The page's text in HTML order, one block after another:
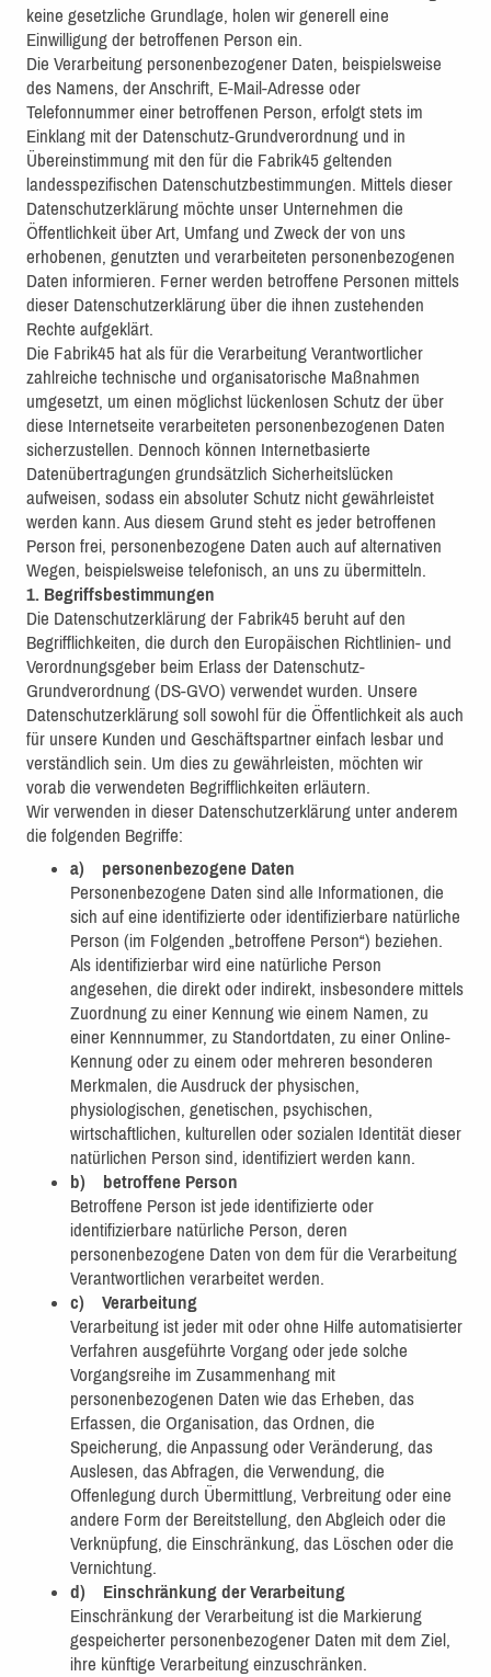
keine gesetzliche Grundlage, holen wir generell eine
Einwilligung der betroffenen Person ein.
Die Verarbeitung personenbezogener Daten, beispielsweise
des Namens, der Anschrift, E-Mail-Adresse oder
Telefonnummer einer betroffenen Person, erfolgt stets im
Einklang mit der Datenschutz-Grundverordnung und in
Übereinstimmung mit den für die Fabrik45 geltenden
landesspezifischen Datenschutzbestimmungen. Mittels dieser
Datenschutzerklärung möchte unser Unternehmen die
Öffentlichkeit über Art, Umfang und Zweck der von uns
erhobenen, genutzten und verarbeiteten personenbezogenen
Daten informieren. Ferner werden betroffene Personen mittels
dieser Datenschutzerklärung über die ihnen zustehenden
Rechte aufgeklärt.
Die Fabrik45 hat als für die Verarbeitung Verantwortlicher
zahlreiche technische und organisatorische Maßnahmen
umgesetzt, um einen möglichst lückenlosen Schutz der über
diese Internetseite verarbeiteten personenbezogenen Daten
sicherzustellen. Dennoch können Internetbasierte
Datenübertragungen grundsätzlich Sicherheitslücken
aufweisen, sodass ein absoluter Schutz nicht gewährleistet
werden kann. Aus diesem Grund steht es jeder betroffenen
Person frei, personenbezogene Daten auch auf alternativen
Wegen, beispielsweise telefonisch, an uns zu übermitteln.
1. Begriffsbestimmungen
Die Datenschutzerklärung der Fabrik45 beruht auf den
Begrifflichkeiten, die durch den Europäischen Richtlinien- und
Verordnungsgeber beim Erlass der Datenschutz-
Grundverordnung (DS-GVO) verwendet wurden. Unsere
Datenschutzerklärung soll sowohl für die Öffentlichkeit als auch
für unsere Kunden und Geschäftspartner einfach lesbar und
verständlich sein. Um dies zu gewährleisten, möchten wir
vorab die verwendeten Begrifflichkeiten erläutern.
Wir verwenden in dieser Datenschutzerklärung unter anderem
die folgenden Begriffe:
a) personenbezogene Daten
Personenbezogene Daten sind alle Informationen, die
sich auf eine identifizierte oder identifizierbare natürliche
Person (im Folgenden „betroffene Person“) beziehen.
Als identifizierbar wird eine natürliche Person
angesehen, die direkt oder indirekt, insbesondere mittels
Zuordnung zu einer Kennung wie einem Namen, zu
einer Kennnummer, zu Standortdaten, zu einer Online-
Kennung oder zu einem oder mehreren besonderen
Merkmalen, die Ausdruck der physischen,
physiologischen, genetischen, psychischen,
wirtschaftlichen, kulturellen oder sozialen Identität dieser
natürlichen Person sind, identifiziert werden kann.
b) betroffene Person
Betroffene Person ist jede identifizierte oder
identifizierbare natürliche Person, deren
personenbezogene Daten von dem für die Verarbeitung
Verantwortlichen verarbeitet werden.
c) Verarbeitung
Verarbeitung ist jeder mit oder ohne Hilfe automatisierter
Verfahren ausgeführte Vorgang oder jede solche
Vorgangsreihe im Zusammenhang mit
personenbezogenen Daten wie das Erheben, das
Erfassen, die Organisation, das Ordnen, die
Speicherung, die Anpassung oder Veränderung, das
Auslesen, das Abfragen, die Verwendung, die
Offenlegung durch Übermittlung, Verbreitung oder eine
andere Form der Bereitstellung, den Abgleich oder die
Verknüpfung, die Einschränkung, das Löschen oder die
Vernichtung.
d) Einschränkung der Verarbeitung
Einschränkung der Verarbeitung ist die Markierung
gespeicherter personenbezogener Daten mit dem Ziel,
ihre künftige Verarbeitung einzuschränken.